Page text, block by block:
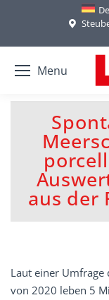
Menu
aus der
Laut einer
von 2020 leben 5